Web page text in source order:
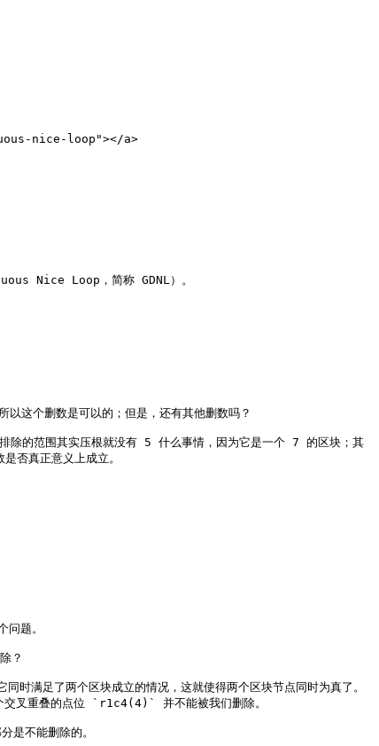
nice-loop"></a>
Nice Loop，简称 GDNL）。
删数是可以的；但是，还有其他删数吗？
的范围其实压根就没有 5 什么事情，因为它是一个 7 的区块；其
否真正意义上成立。
题。
？
足了两个区块成立的情况，这就使得两个区块节点同时为真了。
个交叉重叠的点位 `r1c4(4)` 并不能被我们删除。
不能删除的。